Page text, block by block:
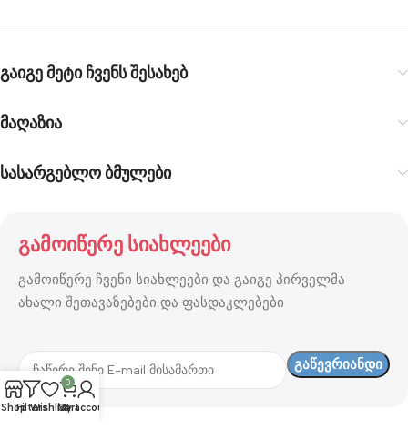
გაიგე მეტი ჩვენს შესახებ
მაღაზია
სასარგებლო ბმულები
გამოიწერე სიახლეები
გამოიწერე ჩვენი სიახლეები და გაიგე პირველმა
ახალი შეთავაზებები და ფასდაკლებები
ShopFilters
Wishlist
0
Cart
My account